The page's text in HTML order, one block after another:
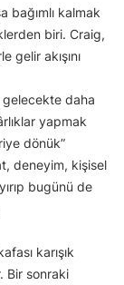
bağımlı kalmak
biri. Craig,
gelir akışını
gelecekte daha
yapmak
dönük”
deneyim, kişisel
bugünü de
karışık
Bir sonraki